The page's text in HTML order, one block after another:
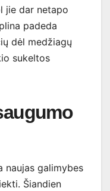
jie dar netapo
padeda
dėl medžiagų
sukeltos
naujas galimybes
Šiandien